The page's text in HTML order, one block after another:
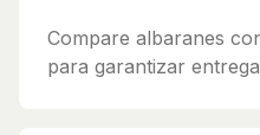
Compare albaranes
para garantizar